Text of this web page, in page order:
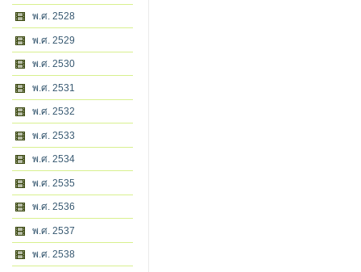
พ.ศ. 2528
พ.ศ. 2529
พ.ศ. 2530
พ.ศ. 2531
พ.ศ. 2532
พ.ศ. 2533
พ.ศ. 2534
พ.ศ. 2535
พ.ศ. 2536
พ.ศ. 2537
พ.ศ. 2538